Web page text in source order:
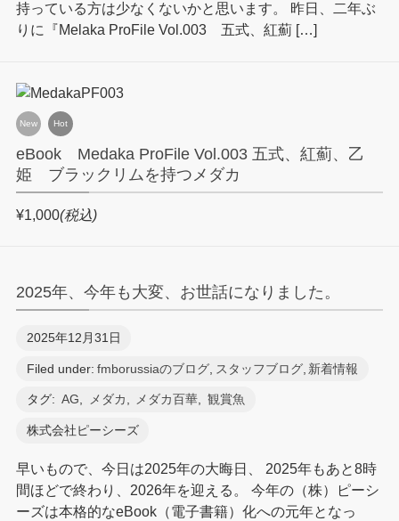
持っている方は少なくないかと思います。 昨日、二年ぶ
りに『Melaka ProFile Vol.003 五式、紅薊 […]
New Hot
eBook Medaka ProFile Vol.003 五式、紅薊、乙
姫 ブラックリムを持つメダカ
¥1,000(税込)
2025年、今年も大変、お世話になりました。
2025年12月31日
Filed under: fmborussiaのブログ, スタッフブログ, 新着情報
タグ: AG, メダカ , メダカ百華, 観賞魚
株式会社ピーシーズ
早いもので、今日は2025年の大晦日、 2025年もあと8時
間ほどで終わり、2026年を迎える。 今年の（株）ピーシ
ーズは本格的なeBook（電子書籍）化への元年となっ